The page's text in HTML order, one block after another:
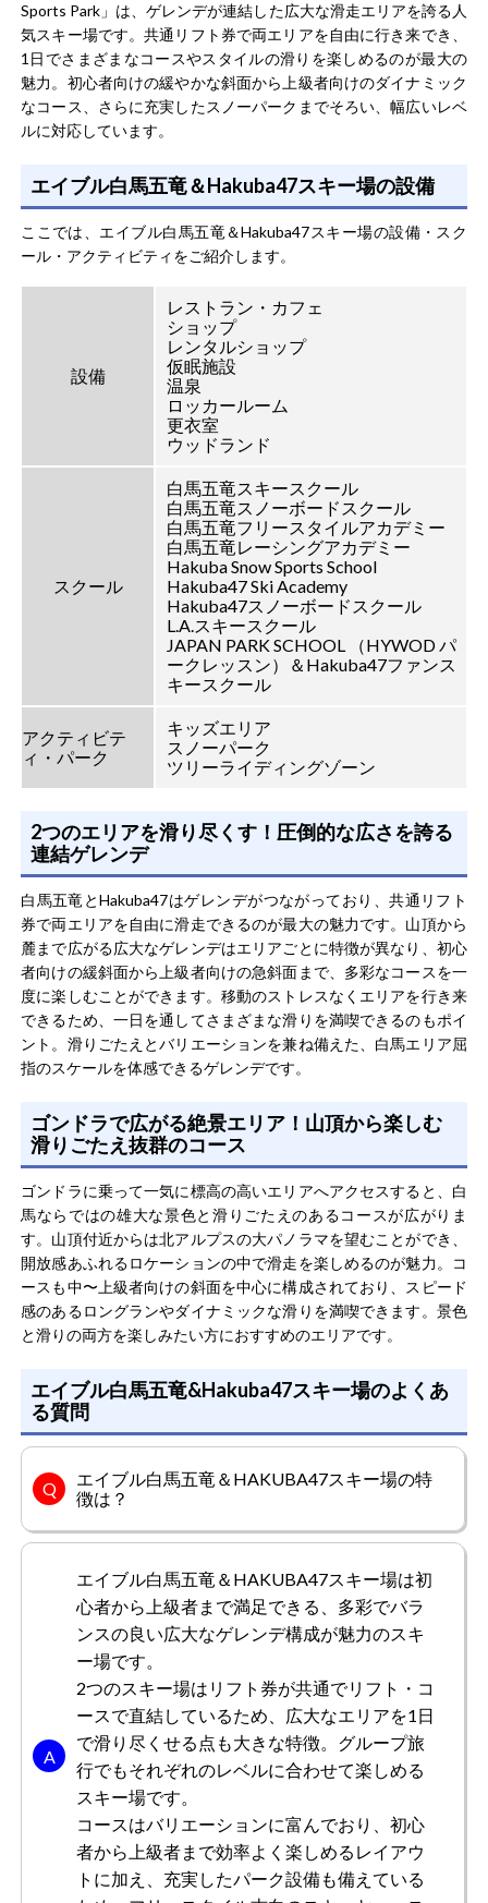
Sports Park」は、ゲレンデが連結した広大な滑走エリアを誇る人
気スキー場です。共通リフト券で両エリアを自由に行き来でき、
1日でさまざまなコースやスタイルの滑りを楽しめるのが最大の
魅力。初心者向けの緩やかな斜面から上級者向けのダイナミック
なコース、さらに充実したスノーパークまでそろい、幅広いレベ
ルに対応しています。
エイブル白馬五竜＆Hakuba47スキー場の設備
ここでは、エイブル白馬五竜＆Hakuba47スキー場の設備・スク
ール・アクティビティをご紹介します。
設備
レストラン・カフェ
ショップ
レンタルショップ
仮眠施設
温泉
ロッカールーム
更衣室
ウッドランド
スクール
白馬五竜スキースクール
白馬五竜スノーボードスクール
白馬五竜フリースタイルアカデミー
白馬五竜レーシングアカデミー
Hakuba Snow Sports School
Hakuba47 Ski Academy
Hakuba47スノーボードスクール
L.A.スキースクール
JAPAN PARK SCHOOL （HYWOD パ
ークレッスン）＆Hakuba47ファンス
キースクール
アクティビテ
ィ・パーク
キッズエリア
スノーパーク
ツリーライディングゾーン
2つのエリアを滑り尽くす！圧倒的な広さを誇る
連結ゲレンデ
白馬五竜とHakuba47はゲレンデがつながっており、共通リフト
券で両エリアを自由に滑走できるのが最大の魅力です。山頂から
麓まで広がる広大なゲレンデはエリアごとに特徴が異なり、初心
者向けの緩斜面から上級者向けの急斜面まで、多彩なコースを一
度に楽しむことができます。移動のストレスなくエリアを行き来
できるため、一日を通してさまざまな滑りを満喫できるのもポイ
ント。滑りごたえとバリエーションを兼ね備えた、白馬エリア屈
指のスケールを体感できるゲレンデです。
ゴンドラで広がる絶景エリア！山頂から楽しむ
滑りごたえ抜群のコース
ゴンドラに乗って一気に標高の高いエリアへアクセスすると、白
馬ならではの雄大な景色と滑りごたえのあるコースが広がりま
す。山頂付近からは北アルプスの大パノラマを望むことができ、
開放感あふれるロケーションの中で滑走を楽しめるのが魅力。コ
ースも中〜上級者向けの斜面を中心に構成されており、スピード
感のあるロングランやダイナミックな滑りを満喫できます。景色
と滑りの両方を楽しみたい方におすすめのエリアです。
エイブル白馬五竜&Hakuba47スキー場のよくあ
る質問
エイブル白馬五竜＆HAKUBA47スキー場の特
徴は？
エイブル白馬五竜＆HAKUBA47スキー場は初
心者から上級者まで満足できる、多彩でバラ
ンスの良い広大なゲレンデ構成が魅力のスキ
ー場です。
2つのスキー場はリフト券が共通でリフト・コ
ースで直結しているため、広大なエリアを1日
で滑り尽くせる点も大きな特徴。グループ旅
行でもそれぞれのレベルに合わせて楽しめる
スキー場です。
コースはバリエーションに富んでおり、初心
者から上級者まで効率よく楽しめるレイアウ
トに加え、充実したパーク設備も備えている